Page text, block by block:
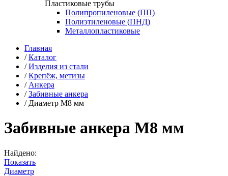
Пластиковые трубы
Полипропиленовые (ПП)
Полиэтиленовые (ПНД)
Металлопластиковые
Главная
/ Каталог
/ Изделия из стали
/ Крепёж, метизы
/ Анкера
/ Забивные анкера
/ Диаметр М8 мм
Забивные анкера М8 мм
Найдено:
Показать
Диаметр